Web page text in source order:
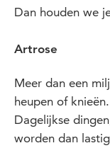
Dan houden we
Artrose
Meer dan een
heupen of
Dagelijkse
worden dan